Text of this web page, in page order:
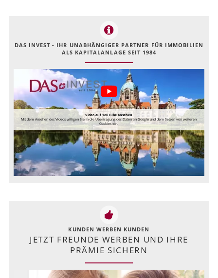
DAS INVEST - IHR UNABHÄNGIGER PARTNER FÜR IMMOBILIEN
ALS KAPITALANLAGE SEIT 1984
Video auf YouTube ansehen
Mit dem Ansehen des Videos willigen Sie in die Übertragung der Daten an Google und dem Setzen von weiteren
Cookies ein.
KUNDEN WERBEN KUNDEN
JETZT FREUNDE WERBEN UND IHRE
PRÄMIE SICHERN